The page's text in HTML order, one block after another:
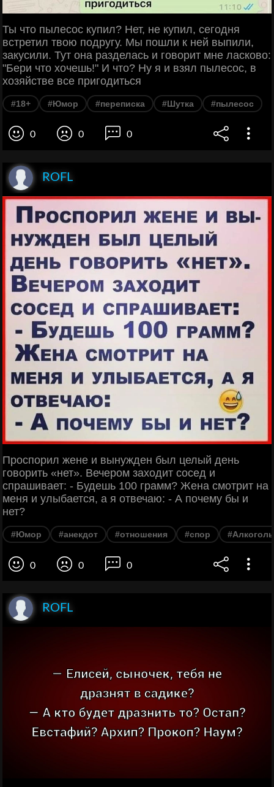
Ты что пылесос купил? Нет, не купил, сегодня
встретил твою подругу. Мы пошли к ней выпили,
закусили. Тут она разделась и говорит мне ласково:
"Бери что хочешь!" И что? Ну я и взял пылесос, в
хозяйстве все пригодиться
#18+ #Юмор #переписка #Шутка #пылесос
0 0 0
ROFL
Проспорил жене и вынужден был целый день
говорить «нет». Вечером заходит сосед и
спрашивает: - Будешь 100 грамм? Жена смотрит на
меня и улыбается, а я отвечаю: - А почему бы и
нет?
#Юмор #анекдот #отношения #спор #Алкоголь
0 0 0
ROFL